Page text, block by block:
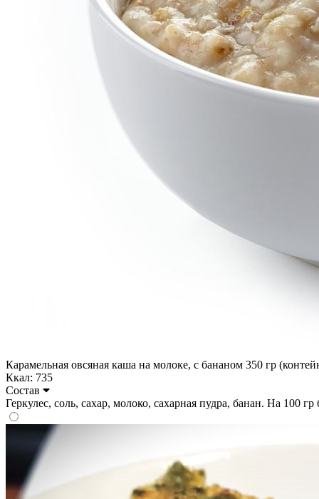
Карамельная овсяная каша на молоке, с бананом 350 гр
Ккал: 735
Состав
Геркулес, соль, сахар, молоко, сахарная пудра, банан. На 100